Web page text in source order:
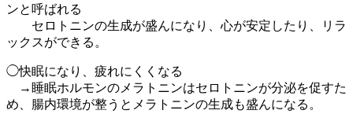
ンと呼ばれる
セロトニンの生成が盛んになり、心が安定したり、リラ
ックスができる。
◯快眠になり、疲れにくくなる
→睡眠ホルモンのメラトニンはセロトニンが分泌を促すた
め、腸内環境が整うとメラトニンの生成も盛んになる。